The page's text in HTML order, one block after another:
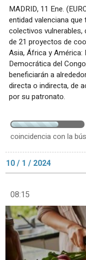
MADRID, 11 Ene.
entidad valenciana
colectivos vulnerables,
de 21 proyectos de
Asia, África y América:
Democrática del
beneficiarán a
directa o indirecta, de
por su patronato.
coincidencia con la
10 / 1 / 2024
08:15